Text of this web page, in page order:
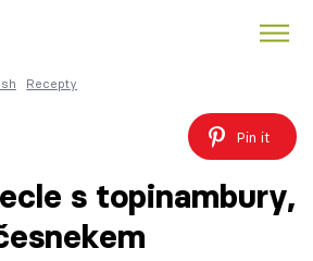
Recepty
Pin it
s topinambury,